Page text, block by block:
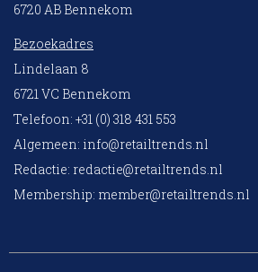
6720 AB Bennekom
Bezoekadres
Lindelaan 8
6721 VC Bennekom
Telefoon: +31 (0) 318 431 553
Algemeen: info@retailtrends.nl
Redactie: redactie@retailtrends.nl
Membership: member@retailtrends.nl